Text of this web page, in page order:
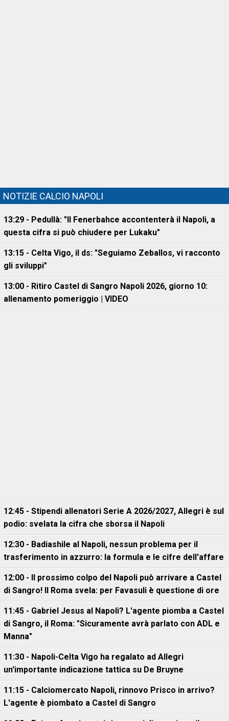
NOTIZIE CALCIO NAPOLI
13:29 - Pedullà: "Il Fenerbahce accontenterà il Napoli, a
questa cifra si può chiudere per Lukaku"
13:15 - Celta Vigo, il ds: "Seguiamo Zeballos, vi racconto
gli sviluppi"
13:00 - Ritiro Castel di Sangro Napoli 2026, giorno 10:
allenamento pomeriggio | VIDEO
12:45 - Stipendi allenatori Serie A 2026/2027, Allegri è sul
podio: svelata la cifra che sborsa il Napoli
12:30 - Badiashile al Napoli, nessun problema per il
trasferimento in azzurro: la formula e le cifre dell'affare
12:00 - Il prossimo colpo del Napoli può arrivare a Castel
di Sangro! Il Roma svela: per Favasuli è questione di ore
11:45 - Gabriel Jesus al Napoli? L'agente piomba a Castel
di Sangro, il Roma: "Sicuramente avrà parlato con ADL e
Manna"
11:30 - Napoli-Celta Vigo ha regalato ad Allegri
un'importante indicazione tattica su De Bruyne
11:15 - Calciomercato Napoli, rinnovo Prisco in arrivo?
L'agente è piombato a Castel di Sangro